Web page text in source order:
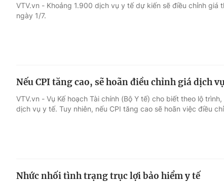
VTV.vn - Khoảng 1.900 dịch vụ y tế dự kiến sẽ điều chỉnh
ngày 1/7.
Nếu CPI tăng cao, sẽ hoãn điều chỉnh giá dịch
VTV.vn - Vụ Kế hoạch Tài chính (Bộ Y tế) cho biết theo lộ
dịch vụ y tế. Tuy nhiên, nếu CPI tăng cao sẽ hoãn việc điều
Nhức nhối tình trạng trục lợi bảo hiểm y tế